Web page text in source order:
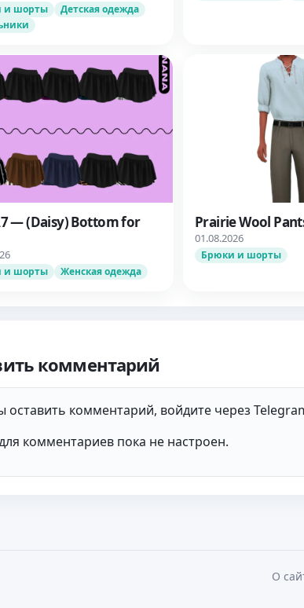
и шорты
Детская одежда
— (Daisy) Bottom for
и шорты Женская одежда
Prairie Wool
01.08.2026
Брюки и шорты
комментарий
оставить комментарий, войдите через
комментариев пока не настроен.
О